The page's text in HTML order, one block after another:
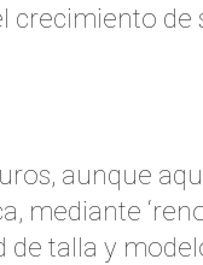
aunque
talla y